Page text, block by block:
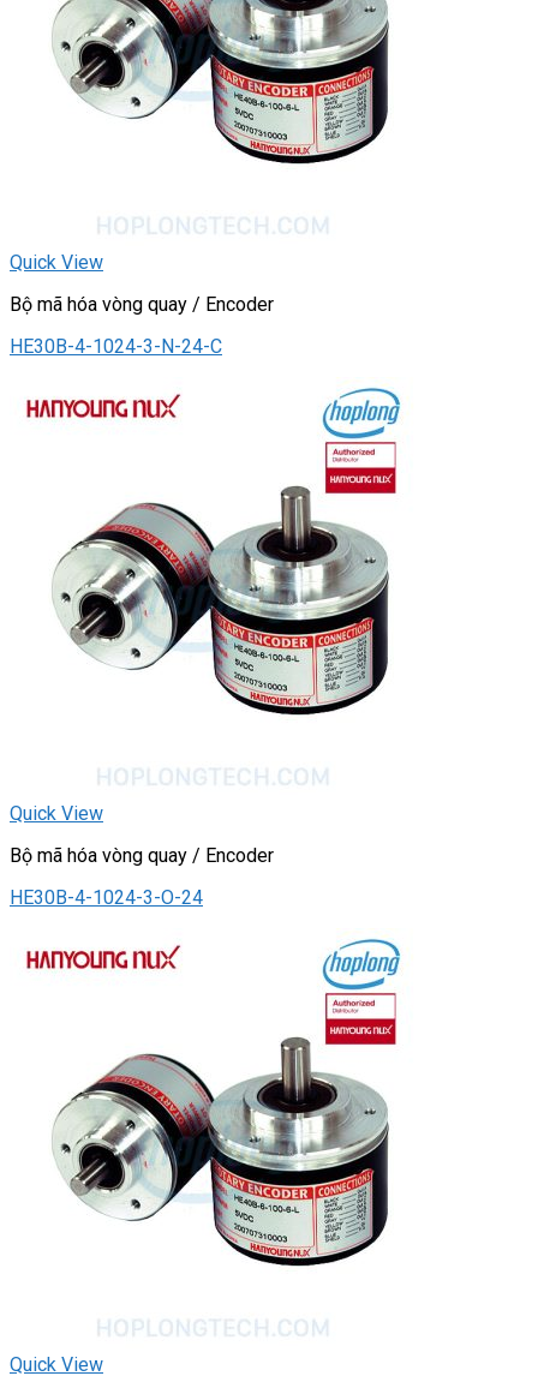
Quick View
Bộ mã hóa vòng quay / Encoder
HE30B-4-1024-3-N-24-C
Quick View
Bộ mã hóa vòng quay / Encoder
HE30B-4-1024-3-O-24
Quick View